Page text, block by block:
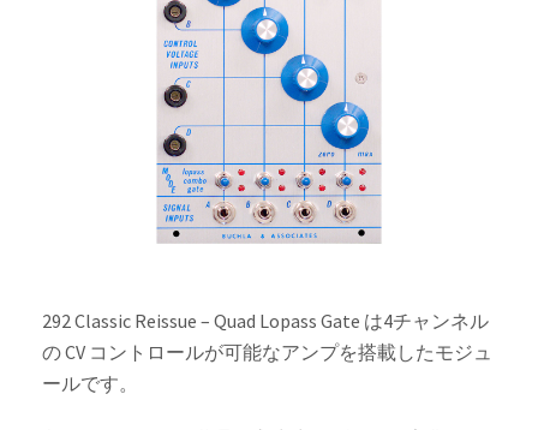
292 Classic Reissue – Quad Lopass Gate は4チャンネル
の CV コントロールが可能なアンプを搭載したモジュ
ールです。